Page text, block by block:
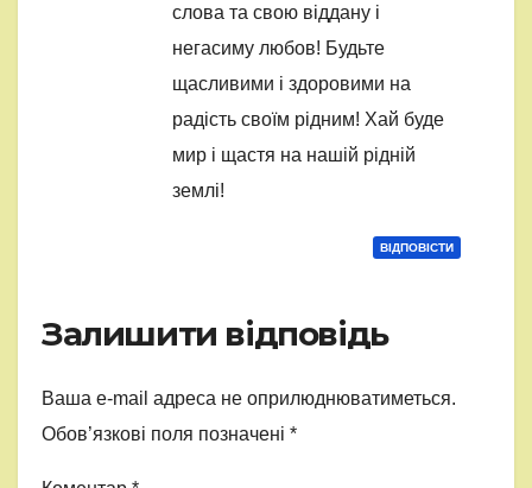
слова та свою віддану і
негасиму любов! Будьте
щасливими і здоровими на
радість своїм рідним! Хай буде
мир і щастя на нашій рідній
землі!
ВІДПОВІCТИ
Залишити відповідь
Ваша e-mail адреса не оприлюднюватиметься.
Обов’язкові поля позначені *